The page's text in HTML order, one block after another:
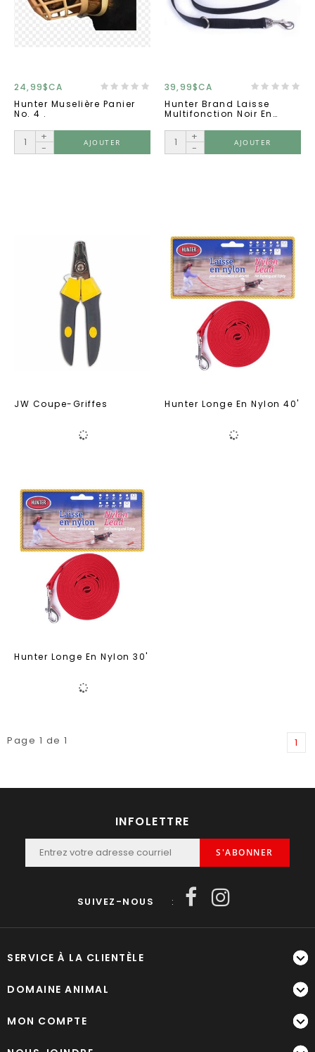
24,99$CA
Hunter Muselière Panier
No. 4 .
+
-
AJOUTER
39,99$CA
Hunter Brand Laisse
Multifonction Noir En
+
-
AJOUTER
JW Coupe-Griffes Hunter Longe En Nylon 40'
Hunter Longe En Nylon 30'
Page 1 de 1 1
INFOLETTRE
S'ABONNER
SUIVEZ-NOUS :
SERVICE À LA CLIENTÈLE
DOMAINE ANIMAL
MON COMPTE